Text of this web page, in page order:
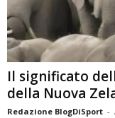
Il significato
della Nuova
Redazione BlogDiSport -